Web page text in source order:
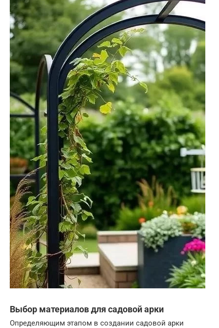
Выбор материалов для садовой арки
Определяющим этапом в создании садовой арки